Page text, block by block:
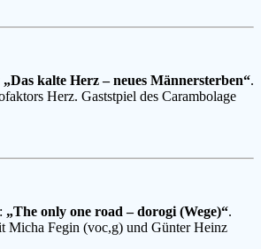
„Das kalte Herz – neues Männersterben“.
faktors Herz. Gaststpiel des Carambolage
„The only one road – dorogi (Wege)“.
Micha Fegin (voc,g) und Günter Heinz